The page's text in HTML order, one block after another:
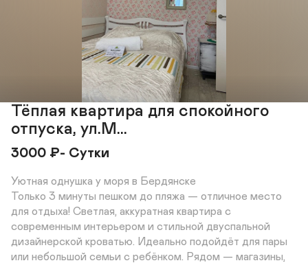
Тёплая квартира для спокойного
отпуска, ул.М...
3000 ₽- Сутки
Уютная однушка у моря в Бердянске
Только 3 минуты пешком до пляжа — отличное место
для отдыха! Светлая, аккуратная квартира с
современным интерьером и стильной двуспальной
дизайнерской кроватью. Идеально подойдёт для пары
или небольшой семьи с ребёнком. Рядом — магазины,